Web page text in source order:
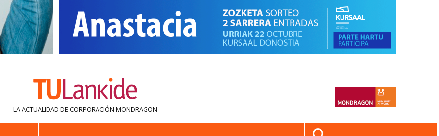
LA ACTUALIDAD DE CORPORACIÓN MONDRAGON